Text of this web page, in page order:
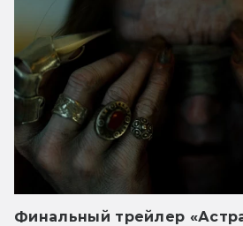
Финальный трейлер